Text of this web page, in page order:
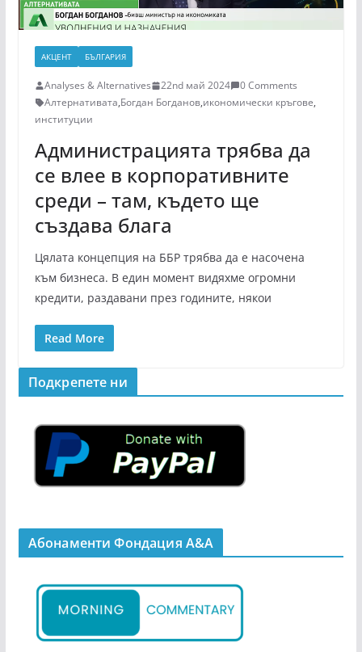
АКЦЕНТ БЪЛГАРИЯ
Analyses & Alternatives 22nd май 2024
0 Comments
Алтернативата,Богдан Богданов,икономически кръгове,
институции
Администрацията трябва да
се влее в корпоративните
среди – там, където ще
създава блага
Цялата концепция на ББР трябва да е насочена
към бизнеса. В един момент видяхме огромни
кредити, раздавани през годините, някои
Read More
Подкрепeте ни
Абонаменти Фондация А&A